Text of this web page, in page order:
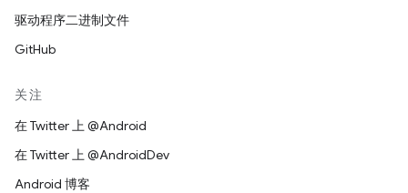
驱动程序二进制文件
GitHub
关注
在 Twitter 上 @Android
在 Twitter 上 @AndroidDev
Android 博客